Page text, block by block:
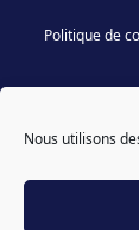
Nous utilisons
Politique de
© Vos
designed &